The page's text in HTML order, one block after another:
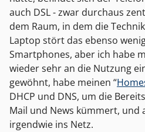
auch DSL - zwar durchaus
dem Raum, in dem die
Laptop stört das ebenso
Smartphones, aber ich habe
wieder sehr an die Nutzung
gewöhnt, habe meinen “
DHCP und DNS, um die
Mail und News kümmert, und
irgendwie ins Netz.